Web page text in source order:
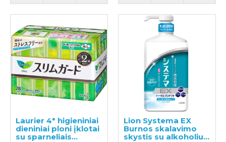
Laurier 4* higieniniai
dieniniai ploni įklotai
su sparneliais
Lion Systema EX
Burnos skalavimo
skystis su alkoholiu